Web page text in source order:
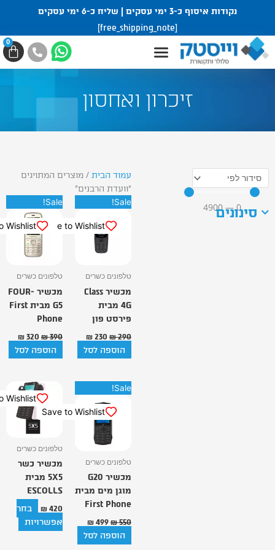
נקודות איסוף כ-3 ימי עסקים | שליח כ-6 ימי עסקים
0
עגלת
קניות
זיכרון ואחסון
—
4900
עמוד הבית/ מוצרים המתויגים
“וועדת הרבנים”
Save to Wishlist
טלפונים כשרים
מכשיר Class
4G מבית
פירסט פון
המחיר
המקורי
₪230
המחיר
הנוכחי
הוא:
₪ 230.
הוספה לסל
Save to Wishlist
טלפונים כשרים
מכשיר FOUR-
G5 מבית First
Phone
390
המחיר
המקורי
₪ 390.
₪320
המחיר
הנוכחי
הוא:
₪ 320.
הוספה לסל
Save to Wishlist
טלפונים כשרים
מכשיר G20
מוגן מים מבית
First Phone
המחיר
המקורי
₪499
המחיר
הנוכחי
הוא:
₪ 499.
הוספה לסל
Save to Wishlist
טלפונים כשרים
מכשיר כשר
5X5 מבית
ESCOLLS
420
בחר
אפשרויות
למוצר
זה
יש
מספר
ניתן
לבחור
את
האפשרויות
בעמוד
המוצר